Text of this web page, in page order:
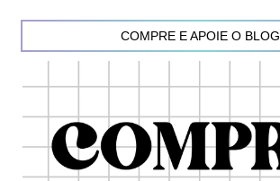
COMPRE E APOIE O BLOG